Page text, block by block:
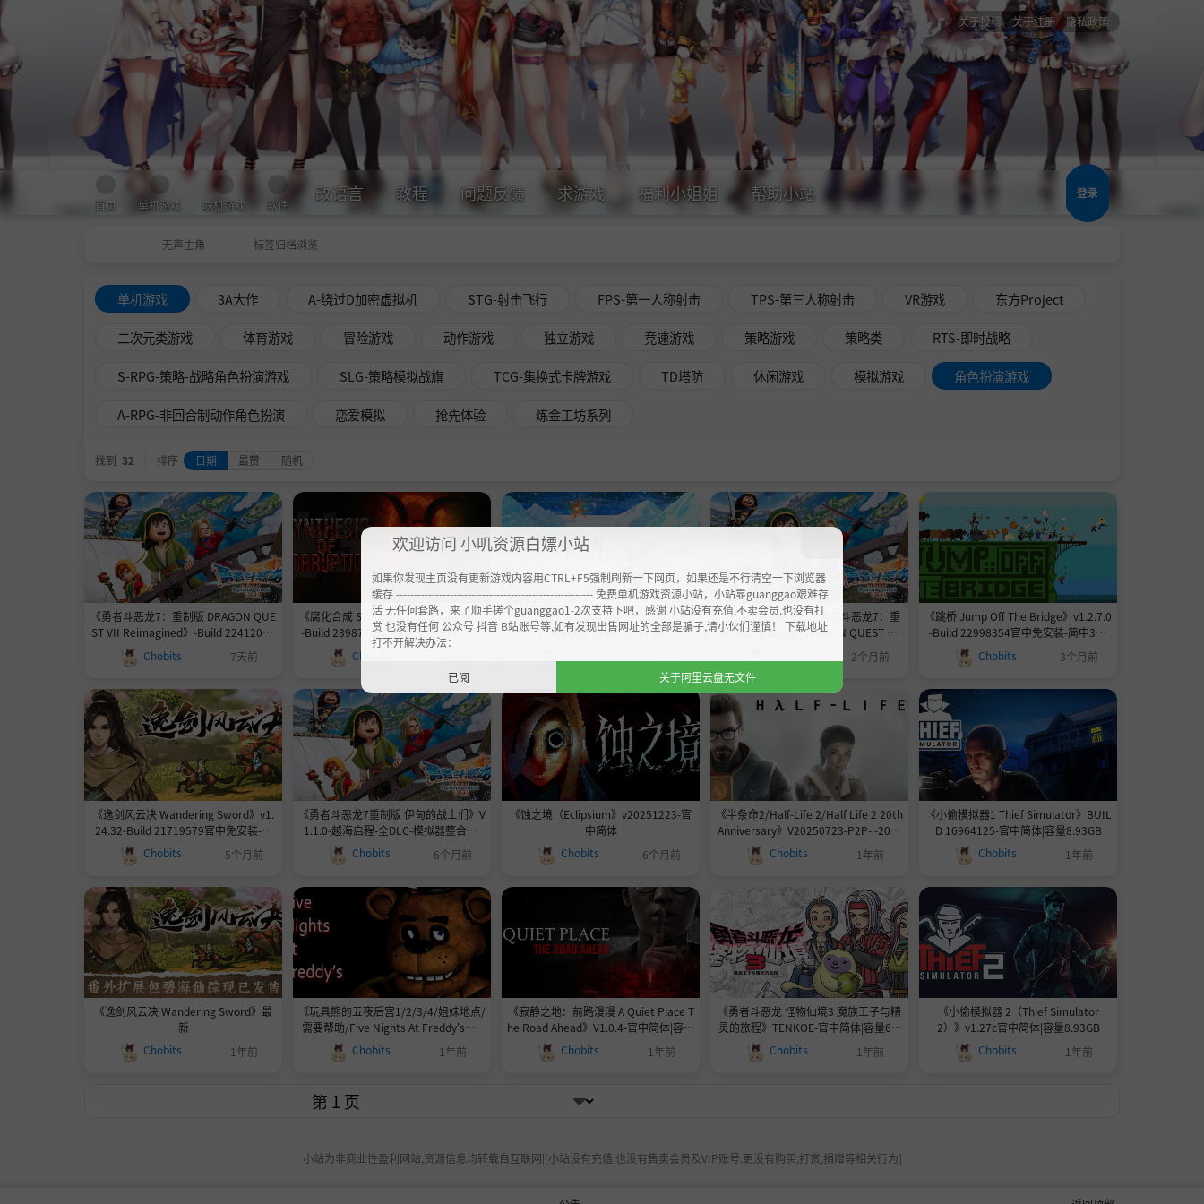
关于投稿 关于注册 隐私政策
首页 单机游戏 联机游戏 软件
改语言 教程 问题反馈 求游戏 福利小姐姐 帮助小站 登录
无声主角 标签归档浏览
单机游戏 3A大作 A-绕过D加密虚拟机 STG-射击飞行 FPS-第一人称射击 TPS-第三人称射击 VR游戏 东方Project
二次元类游戏 体育游戏 冒险游戏 动作游戏 独立游戏 竞速游戏 策略游戏 策略类 RTS-即时战略
S-RPG-策略-战略角色扮演游戏 SLG-策略模拟战旗 TCG-集换式卡牌游戏 TD塔防 休闲游戏 模拟游戏 角色扮演游戏
A-RPG-非回合制动作角色扮演 恋爱模拟 抢先体验 炼金工坊系列
找到 32 排序 日期 最赞 随机
《勇者斗恶龙7：重制版 DRAGON QUE
ST VII Reimagined》-Build 22412021
官中免安装-简中7.8GB
Chobits 7天前
《腐化合成 Synthesis of Corruption》
-Build 23987481官中免安装-简中1.9G
B
Chobits
《南极计划 Nova Antarctica》v1.3-P2
P-官中免安装-简中2.79GB
【工具v2.5HF版】《勇者斗恶龙7：重
新构筑-虚拟机版/DRAGON QUEST VII
Reimagined》-Build 22393810官中免
安装-简中8.19GB
2个月前
《跳桥 Jump Off The Bridge》v1.2.7.0
-Build 22998354官中免安装-简中373
Chobits 3个月前
《逸剑风云决 Wandering Sword》v1.
24.32-Build 21719579官中免安装-官
简|容量6GB
Chobits 5个月前
《勇者斗恶龙7重制版 伊甸的战士们》V
1.1.0-越海启程-全DLC-模拟器整合版-
官中免安装-官简7GB
Chobits 6个月前
《蚀之境（Eclipsium》v20251223-官
中简体
Chobits
6个月前
《半条命2/Half-Life 2/Half Life 2 20th
Anniversary》V20250723-P2P-|-20周
年庆典版官中|支持键鼠.手柄|容量21GB
Chobits 1年前
《小偷模拟器1 Thief Simulator》BUIL
D 16964125-官中简体|容量8.93GB
Chobits
1年前
《逸剑风云决 Wandering Sword》最
新
Chobits
1年前
《玩具熊的五夜后宫1/2/3/4/姐妹地点/
需要帮助/Five Nights At Freddy's》6
部合集|容量11.9GB|官方原版英文|支持
键盘.鼠标|只有\"需要帮助\"是官方中文
Chobits 1年前
《寂静之地：前路漫漫 A Quiet Place T
he Road Ahead》V1.0.4-官中简体|容量
32GB
Chobits 1年前
《勇者斗恶龙 怪物仙境3 魔族王子与精
灵的旅程》TENKOE-官中简体|容量6.6
8GB
Chobits 1年前
《小偷模拟器 2（Thief Simulator
2）》v1.27c官中简体|容量8.93GB
Chobits
1年前
小站为非商业性盈利网站,资源信息均转载自互联网|[小站没有充值.也没有售卖会员及VIP账号.更没有购买,打赏,捐赠等相关行为]
欢迎访问 小叽资源白嫖小站
如果你发现主页没有更新游戏内容用CTRL+F5强制刷新一下网页，如果还是不行清空一下浏览器
缓存 ------------------------------------------------------- 免费单机游戏资源小站，小站靠guanggao艰难存
活 无任何套路，来了顺手搓个guanggao1-2次支持下吧，感谢 小站没有充值.不卖会员.也没有打
赏 也没有任何 公众号 抖音 B站账号等,如有发现出售网址的全部是骗子,请小伙们谨慎！ 下载地址
打不开解决办法：
已阅 关于阿里云盘无文件